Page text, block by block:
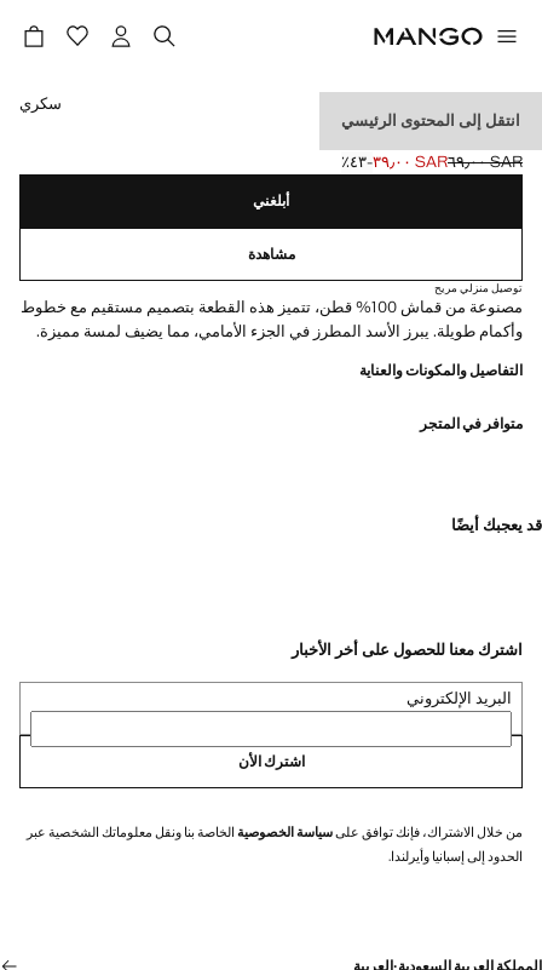
انتقل إلى المحتوى الرئيسي
تي شيرت قطني مخطط
السعر الأول محذوف [SAR ٦٩٫٠٠ ]
SAR ٦٩٫٠٠
السعر الحالي [SAR ٣٩٫٠٠ ]SAR ٣٩٫٠٠ ؜-٤٣٪؜
حدد اللون
سكري
أبلغني
مشاهدة
توصيل منزلي مريح
مصنوعة من قماش 100% قطن، تتميز هذه القطعة بتصميم مستقيم مع خطوط
وأكمام طويلة. يبرز الأسد المطرز في الجزء الأمامي، مما يضيف لمسة مميزة.
التفاصيل والمكونات والعناية
متوافر في المتجر
قد يعجبك أيضًا
اشترك معنا للحصول على أخر الأخبار
البريد الإلكتروني
اشترك الأن
من خلال الاشتراك، فإنك توافق علىسياسة الخصوصية الخاصة بنا ونقل معلوماتك الشخصية عبر
الحدود إلى إسبانيا وأيرلندا.